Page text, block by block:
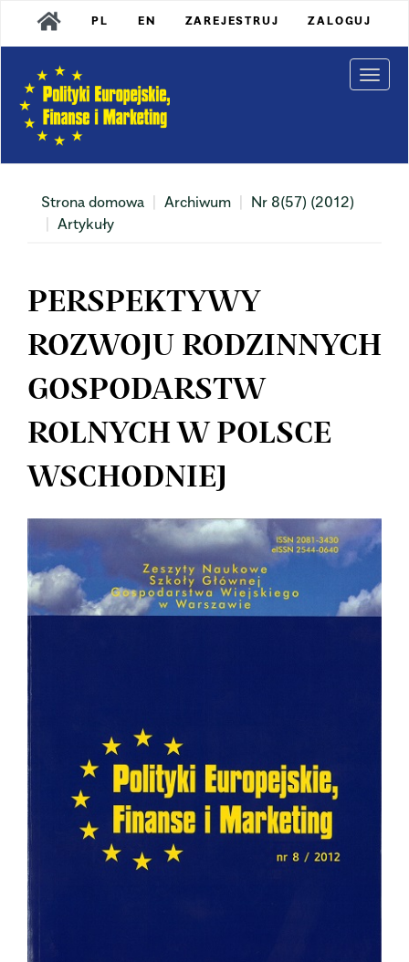
Main
Navigation
Content
Sidebar
PL EN ZAREJESTRUJ ZALOGUJ
Strona domowa Archiwum
Nr 8(57) (2012)
Artykuły
PERSPEKTYWY
ROZWOJU RODZINNYCH
GOSPODARSTW
ROLNYCH W POLSCE
WSCHODNIEJ
Article
Sidebar